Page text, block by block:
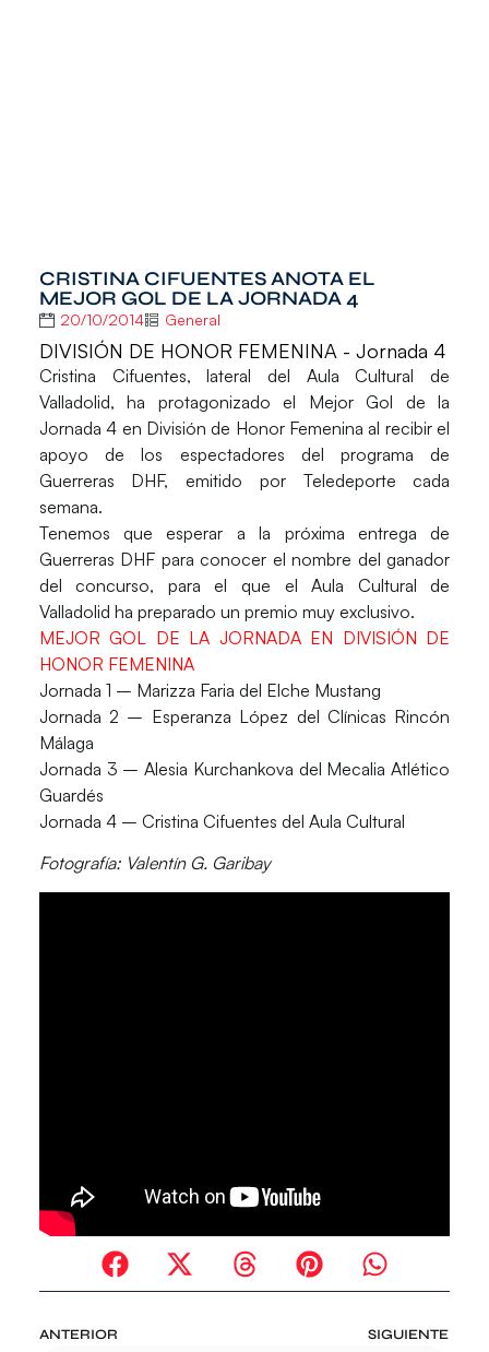
CRISTINA CIFUENTES ANOTA EL
MEJOR GOL DE LA JORNADA 4
20/10/2014 General
DIVISIÓN DE HONOR FEMENINA - Jornada 4
Cristina Cifuentes, lateral del Aula Cultural de
Valladolid, ha protagonizado el Mejor Gol de la
Jornada 4 en División de Honor Femenina al recibir el
apoyo de los espectadores del programa de
Guerreras DHF, emitido por Teledeporte cada
semana.
Tenemos que esperar a la próxima entrega de
Guerreras DHF para conocer el nombre del ganador
del concurso, para el que el Aula Cultural de
Valladolid ha preparado un premio muy exclusivo.
MEJOR GOL DE LA JORNADA EN DIVISIÓN DE
HONOR FEMENINA
Jornada 1 – Marizza Faria del Elche Mustang
Jornada 2 – Esperanza López del Clínicas Rincón
Málaga
Jornada 3 –Alesia Kurchankova del Mecalia Atlético
Guardés
Jornada 4 – Cristina Cifuentes del Aula Cultural
Fotografía: Valentín G. Garibay
ANTERIOR SIGUIENTE